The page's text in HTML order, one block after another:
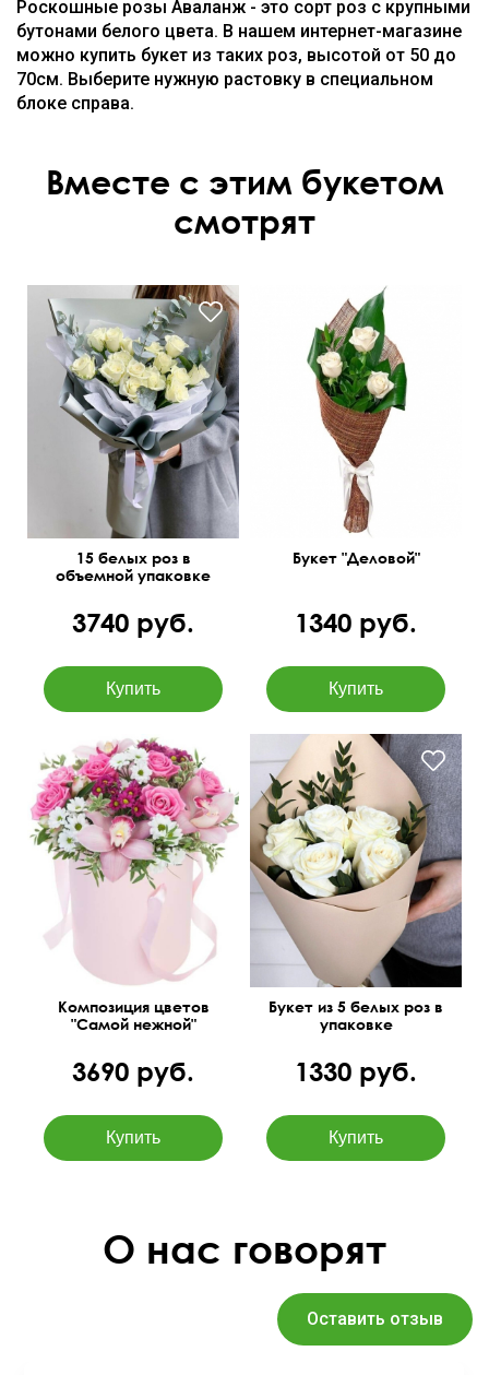
Роскошные розы Аваланж - это сорт роз с крупными
бутонами белого цвета. В нашем интернет-магазине
можно купить букет из таких роз, высотой от 50 до
70см. Выберите нужную растовку в специальном
блоке справа.
Вместе с этим букетом
смотрят
15 белых роз в
объемной упаковке
3740 руб.
Букет "Деловой"
1340 руб.
Композиция цветов
"Самой нежной"
3690 руб.
Букет из 5 белых роз в
упаковке
1330 руб.
О нас говорят
Оставить отзыв